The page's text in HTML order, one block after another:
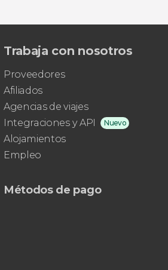
Trabaja con nosotros
Proveedores
Afiliados
Agencias de viajes
Integraciones y API
Nuevo
Alojamientos
Empleo
Métodos de pago